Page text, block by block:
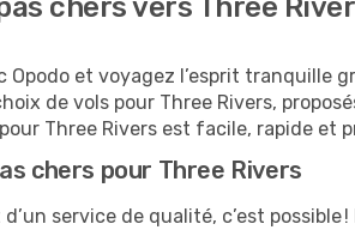
chers vers Three
Opodo et voyagez l’esprit
de vols pour Three Rivers,
pour Three Rivers est facile, rapide et
chers pour Three Rivers
service de qualité, c’est possible